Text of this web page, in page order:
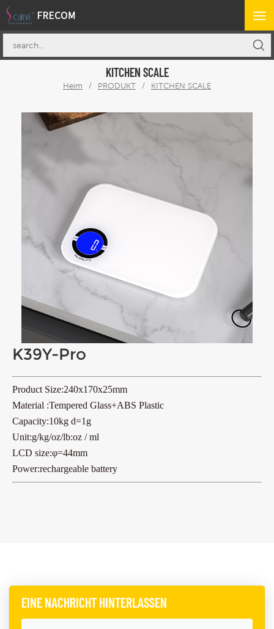
KITCHEN SCALE
Heim / PRODUKT / KITCHEN SCALE
K39Y-Pro
Product Size:240x170x25mm
Material :Tempered Glass+ABS Plastic
Capacity:10kg d=1g
Unit:g/kg/oz/lb:oz / ml
LCD size:φ=44mm
Power:rechargeable battery
EINE NACHRICHT HINTERLASSEN